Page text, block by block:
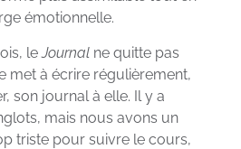
émotionnelle.
leJournal ne quitte pas
met à écrire régulièrement,
son journal à elle. Il y a
mais nous avons un
triste pour suivre le cours,